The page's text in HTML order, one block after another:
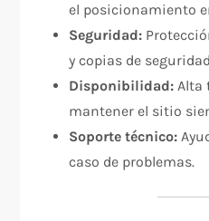
el posicionamiento
Seguridad:
y copias de
Disponibilidad: Alta
mantener el sitio
Soporte técnico:
caso de problemas.